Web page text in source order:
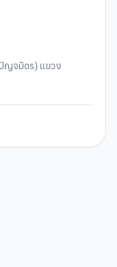
ญจมิตร) แขวง